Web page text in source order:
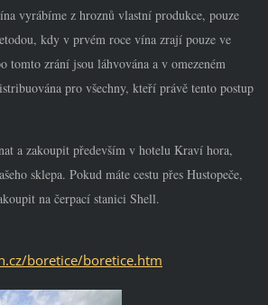
vyrábíme z hroznů vlastní produkce, pouze
kdy v prvém roce vína zrají pouze ve
tomto zrání jsou láhvována a v omezeném
pro všechny, kteří právě tento postup
a zakoupit především v hotelu Kraví hora,
sklepa. Pokud máte cestu přes Hustopeče,
na čerpací stanici Shell.
boretice/boretice.htm